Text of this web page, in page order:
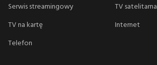
Serwis streamingowy
TV satelitarna
TV na kartę
Internet
Telefon